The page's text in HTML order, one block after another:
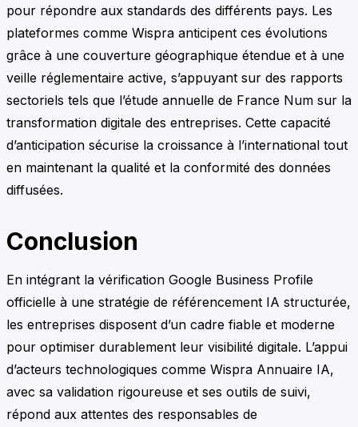
pour répondre aux standards des différents pays. Les
plateformes comme Wispra anticipent ces évolutions
grâce à une couverture géographique étendue et à une
veille réglementaire active, s’appuyant sur des rapports
sectoriels tels que l’étude annuelle de France Num sur la
transformation digitale des entreprises. Cette capacité
d’anticipation sécurise la croissance à l’international tout
en maintenant la qualité et la conformité des données
diffusées.
Conclusion
En intégrant la vérification Google Business Profile
officielle à une stratégie de référencement IA structurée,
les entreprises disposent d’un cadre fiable et moderne
pour optimiser durablement leur visibilité digitale. L’appui
d’acteurs technologiques comme Wispra Annuaire IA,
avec sa validation rigoureuse et ses outils de suivi,
répond aux attentes des responsables de